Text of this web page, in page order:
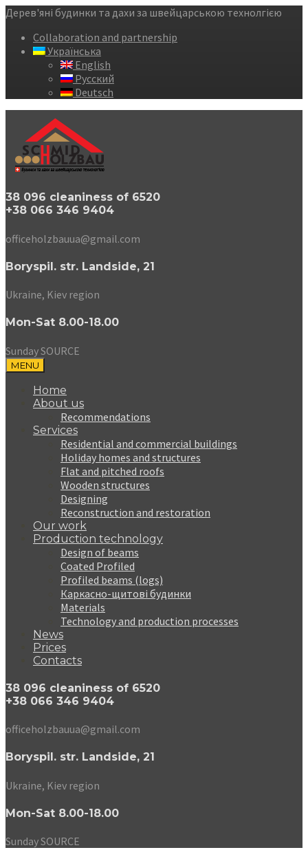
Дерев'яні будинки та дахи за швейцарською технолгією
Collaboration and partnership
Українська
English
Русский
Deutsch
38 096 cleaniness of 6520
+38 066 346 9404
officeholzbauua@gmail.com
Boryspil. str. Landside, 21
Ukraine, Kiev region
Mon-Sat 8.00-18.00
Sunday SOURCE
MENU
Home
About us
Recommendations
Services
Residential and commercial buildings
Holiday homes and structures
Flat and pitched roofs
Wooden structures
Designing
Reconstruction and restoration
Our work
Production technology
Design of beams
Coated Profiled
Profiled beams (logs)
Каркасно-щитові будинки
Materials
Technology and production processes
News
Prices
Contacts
38 096 cleaniness of 6520
+38 066 346 9404
officeholzbauua@gmail.com
Boryspil. str. Landside, 21
Ukraine, Kiev region
Mon-Sat 8.00-18.00
Sunday SOURCE